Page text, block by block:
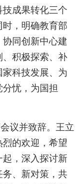
成果转化三个
，明确教育部
同创新中心建
积极探索、补
科技发展、为
忧，为国担
议并致辞。王立
的欢迎，希望
，深入探讨新
务、新对策，共